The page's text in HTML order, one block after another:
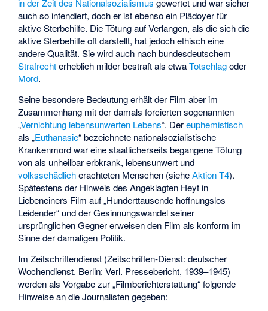
in der Zeit des Nationalsozialismus gewertet und war sicher
auch so intendiert, doch er ist ebenso ein Plädoyer für
aktive Sterbehilfe. Die Tötung auf Verlangen, als die sich die
aktive Sterbehilfe oft darstellt, hat jedoch ethisch eine
andere Qualität. Sie wird auch nach bundesdeutschem
Strafrechterheblich milder bestraft als etwaTotschlagoder
Mord.
Seine besondere Bedeutung erhält der Film aber im
Zusammenhang mit der damals forcierten sogenannten
„Vernichtung lebensunwerten Lebens“. Dereuphemistisch
als „Euthanasie“ bezeichnete nationalsozialistische
Krankenmord war eine staatlicherseits begangene Tötung
von als unheilbar erbkrank, lebensunwert und
volksschädlicherachteten Menschen (sieheAktion T4).
Spätestens der Hinweis des Angeklagten Heyt in
Liebeneiners Film auf „Hunderttausende hoffnungslos
Leidender“ und der Gesinnungswandel seiner
ursprünglichen Gegner erweisen den Film als konform im
Sinne der damaligen Politik.
Im Zeitschriftendienst (Zeitschriften-Dienst: deutscher
Wochendienst. Berlin: Verl. Pressebericht, 1939–1945)
werden als Vorgabe zur „Filmberichterstattung“ folgende
Hinweise an die Journalisten gegeben: